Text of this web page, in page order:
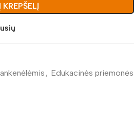
Į KREPŠELĮ
, Edukacinės priemonės